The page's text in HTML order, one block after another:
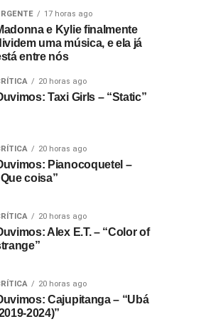
17 horas ago
e Kylie finalmente
uma música, e ela já
entre nós
20 horas ago
Taxi Girls – “Static”
20 horas ago
Pianocoquetel –
coisa”
20 horas ago
Alex E.T. – “Color of
20 horas ago
Cajupitanga – “Ubá
2024)”